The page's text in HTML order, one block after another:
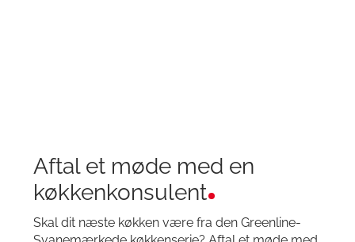
Aftal et møde med en
køkkenkonsulent
Skal dit næste køkken være fra den Greenline-